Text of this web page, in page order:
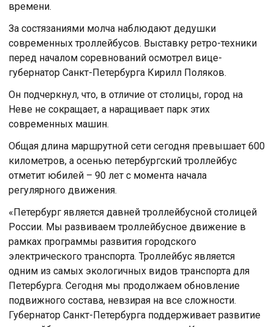
времени.
За состязаниями молча наблюдают дедушки
современных троллейбусов. Выставку ретро-техники
перед началом соревнований осмотрел вице-
губернатор Санкт-Петербурга Кирилл Поляков.
Он подчеркнул, что, в отличие от столицы, город на
Неве не сокращает, а наращивает парк этих
современных машин.
Общая длина маршрутной сети сегодня превышает 600
километров, а осенью петербургский троллейбус
отметит юбилей – 90 лет с момента начала
регулярного движения.
«Петербург является давней троллейбусной столицей
России. Мы развиваем троллейбусное движение в
рамках программы развития городского
электрического транспорта. Троллейбус является
одним из самых экологичных видов транспорта для
Петербурга. Сегодня мы продолжаем обновление
подвижного состава, невзирая на все сложности.
Губернатор Санкт-Петербурга поддерживает развитие